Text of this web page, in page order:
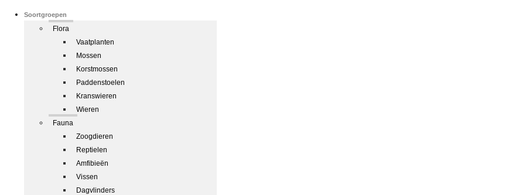
Soortgroepen
Flora
Vaatplanten
Mossen
Korstmossen
Paddenstoelen
Kranswieren
Wieren
Fauna
Zoogdieren
Reptielen
Amfibieën
Vissen
Dagvlinders